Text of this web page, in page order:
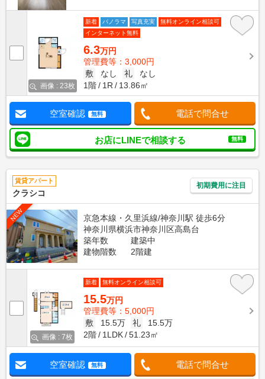
画像 : 23枚
新着 パノラマ 写真充実
無料オンライン相談可
インターネット無料
6.3万円
管理費等：3,000円
敷
なし 礼
なし
1階
1R 13.86㎡
空室確認 無料 電話で問合せ
お店にLINEで相談する 無料
賃貸アパート
クラシコ
初期費用に注目
NEW
京急本線・久里浜線/神奈川駅 徒歩6分
神奈川県横浜市神奈川区高島台
築年数
建築中
建物階数
2階建
画像 : 7枚
新着 無料オンライン相談可
15.5万円
管理費等：5,000円
敷
15.5万 礼
15.5万
2階
1LDK 51.23㎡
空室確認 無料 電話で問合せ